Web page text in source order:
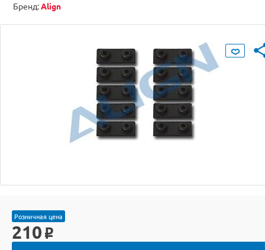
Бренд:Align
Розничная цена
210 o